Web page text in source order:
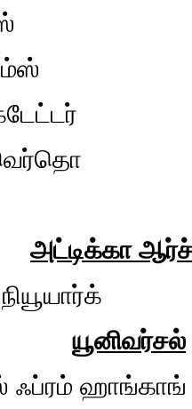
அட்டிக்கா
யூனிவர்சல்
ஹாங்காங்